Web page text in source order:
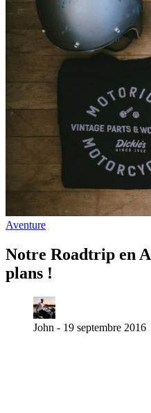
Aventure
Notre Roadtrip en
plans !
John - 19 septembre 2016